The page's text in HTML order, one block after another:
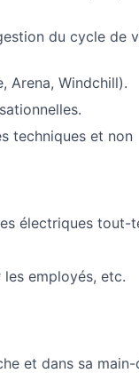
du cycle de
Arena, Windchill).
techniques et non
électriques tout-
employés, etc.
et dans sa